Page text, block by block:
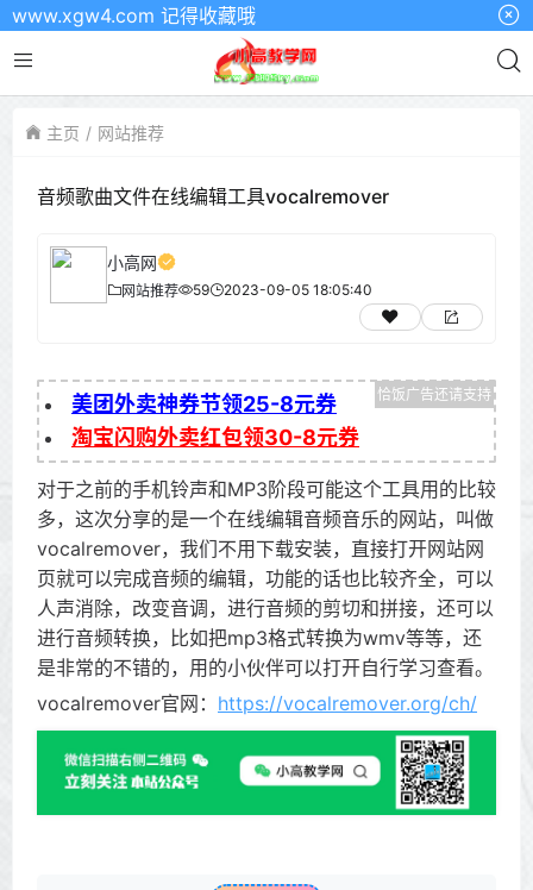
记得收藏哦
主页 网站推荐
音频歌曲文件在线编辑工具vocalremover
小高网
网站推荐 59 2023-09-05 18:05:40
美团外卖神券节领25-8元券
淘宝闪购外卖红包领30-8元券
对于之前的手机铃声和MP3阶段可能这个工具用的比较
多，这次分享的是一个在线编辑音频音乐的网站，叫做
vocalremover，我们不用下载安装，直接打开网站网
页就可以完成音频的编辑，功能的话也比较齐全，可以
人声消除，改变音调，进行音频的剪切和拼接，还可以
进行音频转换，比如把mp3格式转换为wmv等等，还
是非常的不错的，用的小伙伴可以打开自行学习查看。
vocalremover官网： https://vocalremover.org/ch/